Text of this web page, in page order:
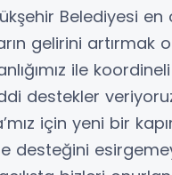
Belediyesi
gelirini artırmak
ile
destekler
için yeni bir
desteğini